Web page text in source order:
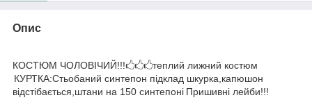
Опис
КОСТЮМ ЧОЛОВІЧИЙ!!!🖒🖒🖒теплий лижний костюм
КУРТКА:Стьобаний синтепон підклад шкурка,капюшон
відстібається,штани на 150 синтепоні Пришивні лейби!!!